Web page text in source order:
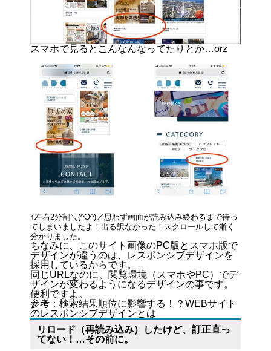
スマホで見るとこんなんなってたりとか…orz
↑左右2分割＼(^O^)／思わず画面が読み込み終わるまで待っ
てしまいましたよ！出る訳なかった！スクロールして漸く
分かりました。
ちなみに、このサイト画像のPC版とスマホ版で
デザインが違うのは、レスポンシブデザインを
採用しているからです。
同じURLなのに、閲覧環境（スマホやPC）でデ
ザインが変わるようになるデザインの事です。
便利ですよ。
参考： 検索結果順位に影響する！？WEBサイト
のレスポンシブデザインとは
リロード（再読み込み）したけど、訂正直っ
てない！…その前に。